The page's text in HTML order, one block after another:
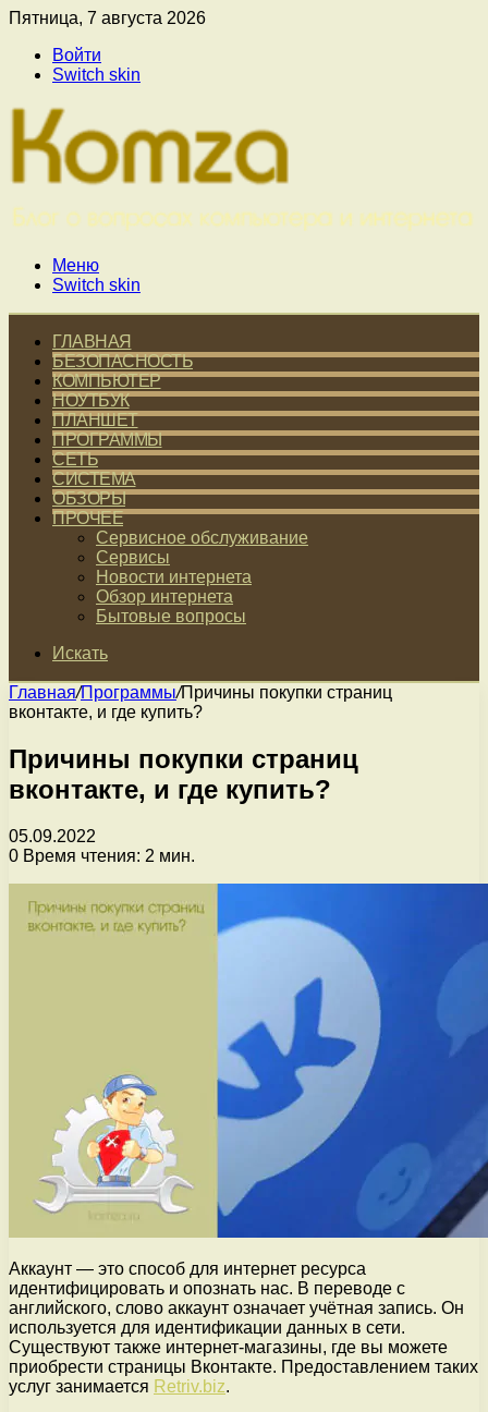
Пятница, 7 августа 2026
Войти
Switch skin
Меню
Switch skin
ГЛАВНАЯ
БЕЗОПАСНОСТЬ
КОМПЬЮТЕР
НОУТБУК
ПЛАНШЕТ
ПРОГРАММЫ
СЕТЬ
СИСТЕМА
ОБЗОРЫ
ПРОЧЕЕ
Сервисное обслуживание
Сервисы
Новости интернета
Обзор интернета
Бытовые вопросы
Искать
Главная/Программы/Причины покупки страниц
вконтакте, и где купить?
Причины покупки страниц
вконтакте, и где купить?
05.09.2022
0 Время чтения: 2 мин.
Аккаунт — это способ для интернет ресурса
идентифицировать и опознать нас. В переводе с
английского, слово аккаунт означает учётная запись. Он
используется для идентификации данных в сети.
Существуют также интернет-магазины, где вы можете
приобрести страницы Вконтакте. Предоставлением таких
услуг занимается Retriv.biz.